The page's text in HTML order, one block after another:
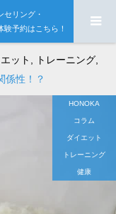
セリング・
験予約はこちら！
ット トレーニング
係性！？
HONOKA
コラム
ダイエット
トレーニング
健康